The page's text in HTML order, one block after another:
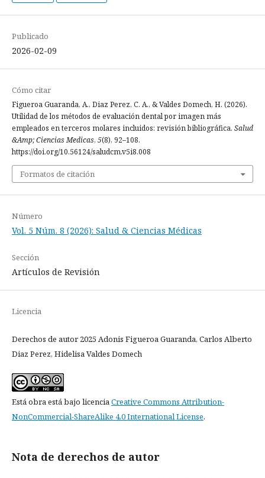
Publicado
2026-02-09
Cómo citar
Figueroa Guaranda, A., Diaz Perez, C. A., & Valdes Domech, H. (2026).
Utilidad de los métodos de evaluación dental por imagen más
empleados en terceros molares incluidos: revisión bibliográfica. Salud
&Amp; Ciencias Medicas, 5(8), 92–108.
https://doi.org/10.56124/saludcm.v5i8.008
Formatos de citación
Número
Vol. 5 Núm. 8 (2026): Salud & Ciencias Médicas
Sección
Artículos de Revisión
Licencia
Derechos de autor 2025 Adonis Figueroa Guaranda, Carlos Alberto
Diaz Perez, Hidelisa Valdes Domech
Está obra está bajo licenciaCreative Commons Attribution-
NonCommercial-ShareAlike 4.0 International License.
Nota de derechos de autor